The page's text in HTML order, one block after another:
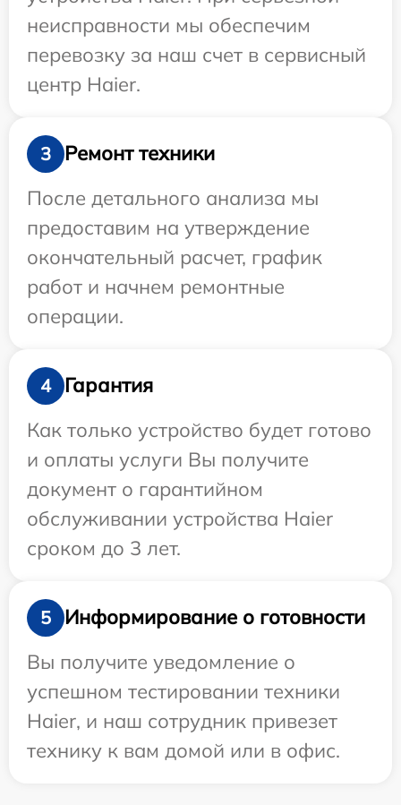
неисправности мы обеспечим
перевозку за наш счет в сервисный
центр Haier.
3
Ремонт техники
После детального анализа мы
предоставим на утверждение
окончательный расчет, график
работ и начнем ремонтные
операции.
4
Гарантия
Как только устройство будет готово
и оплаты услуги Вы получите
документ о гарантийном
обслуживании устройства Haier
сроком до 3 лет.
5
Информирование о готовности
Вы получите уведомление о
успешном тестировании техники
Haier, и наш сотрудник привезет
технику к вам домой или в офис.